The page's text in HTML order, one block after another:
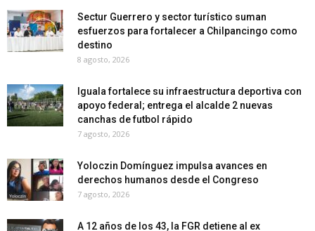
Sectur Guerrero y sector turístico suman
esfuerzos para fortalecer a Chilpancingo como
destino
8 agosto, 2026
Iguala fortalece su infraestructura deportiva con
apoyo federal; entrega el alcalde 2 nuevas
canchas de futbol rápido
7 agosto, 2026
Yoloczin Domínguez impulsa avances en
derechos humanos desde el Congreso
7 agosto, 2026
A 12 años de los 43, la FGR detiene al ex